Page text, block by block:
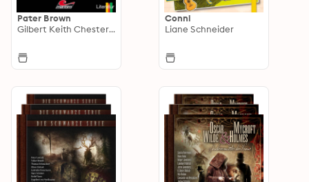
Pater Brown
Gilbert Keith Chesterton
Conni
Liane Schneider